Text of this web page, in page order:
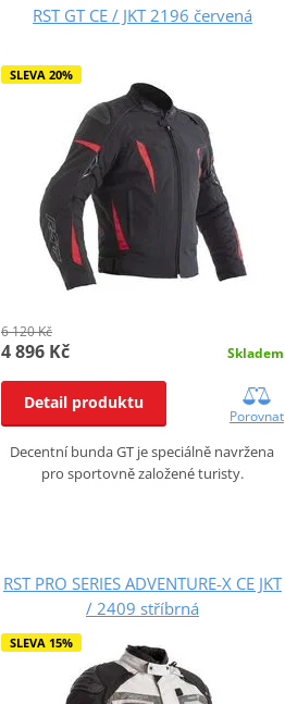
RST GT CE / JKT 2196 červená
SLEVA 20%
6 120 Kč
4 896 Kč Skladem
Detail produktu
Porovnat
Decentní bunda GT je speciálně navržena
pro sportovně založené turisty.
RST PRO SERIES ADVENTURE-X CE JKT
/ 2409 stříbrná
SLEVA 15%